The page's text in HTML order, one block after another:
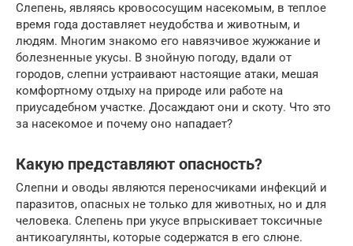
Слепень, являясь кровососущим насекомым, в теплое
время года доставляет неудобства и животным, и
людям. Многим знакомо его навязчивое жужжание и
болезненные укусы. В знойную погоду, вдали от
городов, слепни устраивают настоящие атаки, мешая
комфортному отдыху на природе или работе на
приусадебном участке. Досаждают они и скоту. Что это
за насекомое и почему оно нападает?
Какую представляют опасность?
Слепни и оводы являются переносчиками инфекций и
паразитов, опасных не только для животных, но и для
человека. Слепень при укусе впрыскивает токсичные
антикоагулянты, которые содержатся в его слюне.